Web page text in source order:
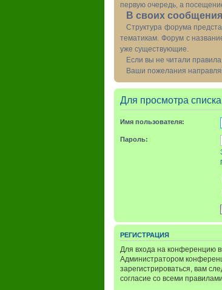
первую очередь, а
В своих
Структура форума
тематикам. Форум с
уже существующие.
Если вы не читали
Ваши пожелания
Для просмотра
Имя пользователя:
Пароль:
РЕГИСТРАЦИЯ
Для входа на конференцию
Администратором
зарегистрироваться, вам
согласие со всеми правилами.